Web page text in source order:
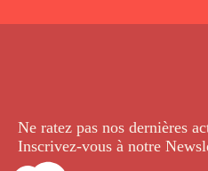
Ne ratez pas nos dernières
Inscrivez-vous à notre